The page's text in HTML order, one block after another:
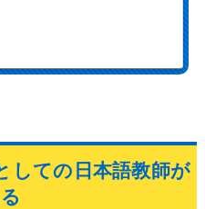
しての日本語教師が